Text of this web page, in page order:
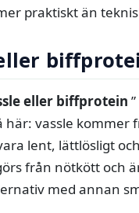
praktiskt än
eller biffprotein
här: vassle kommer
lent, lättlösligt
från nötkött och
med annan